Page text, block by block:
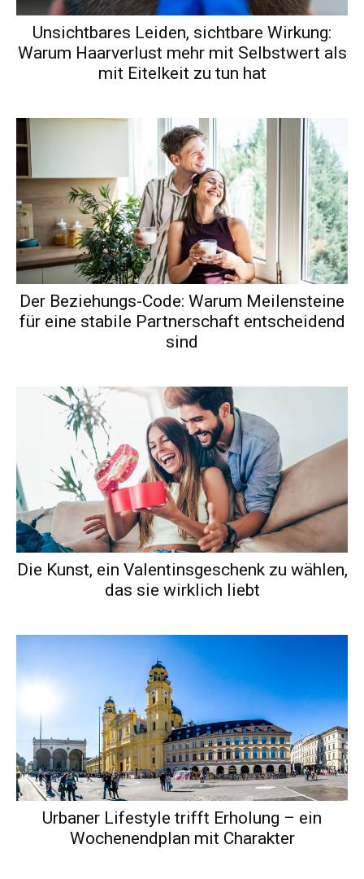
Unsichtbares Leiden, sichtbare Wirkung:
Warum Haarverlust mehr mit Selbstwert als
mit Eitelkeit zu tun hat
Der Beziehungs-Code: Warum Meilensteine
für eine stabile Partnerschaft entscheidend
sind
Die Kunst, ein Valentinsgeschenk zu wählen,
das sie wirklich liebt
Urbaner Lifestyle trifft Erholung – ein
Wochenendplan mit Charakter